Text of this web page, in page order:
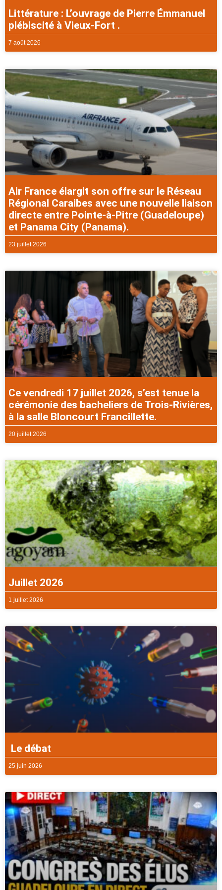
Littérature : L’ouvrage de Pierre Émmanuel
plébiscité à Vieux-Fort .
7 août 2026
Air France élargit son offre sur le Réseau
Régional Caraibes avec une nouvelle liaison
directe entre Pointe-à-Pitre (Guadeloupe)
et Panama City (Panama).
23 juillet 2026
Ce vendredi 17 juillet 2026, s’est tenue la
cérémonie des bacheliers de Trois-Rivières,
à la salle Bloncourt Francillette.
20 juillet 2026
Juillet 2026
1 juillet 2026
Le débat
25 juin 2026